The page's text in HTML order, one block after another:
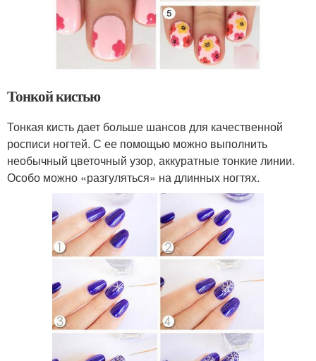
Тонкой кистью
Тонкая кисть дает больше шансов для качественной
росписи ногтей. С ее помощью можно выполнить
необычный цветочный узор, аккуратные тонкие линии.
Особо можно «разгуляться» на длинных ногтях.